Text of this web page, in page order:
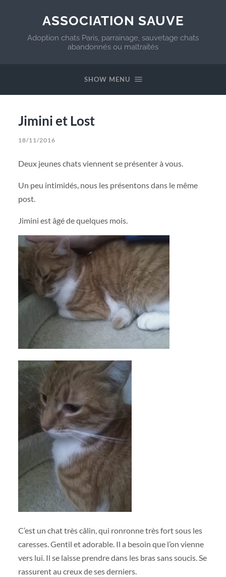
ASSOCIATION SAUVE
Adoption chats Paris, parrainage, sauvetage chats
abandonnés ou maltraités
SHOW MENU
Jimini et Lost
18/11/2016
Deux jeunes chats viennent se présenter à vous.
Un peu intimidés, nous les présentons dans le même
post.
Jimini est âgé de quelques mois.
C’est un chat très câlin, qui ronronne très fort sous les
caresses. Gentil et adorable. Il a besoin que l’on vienne
vers lui. Il se laisse prendre dans les bras sans soucis. Se
rassurent au creux de ses derniers.